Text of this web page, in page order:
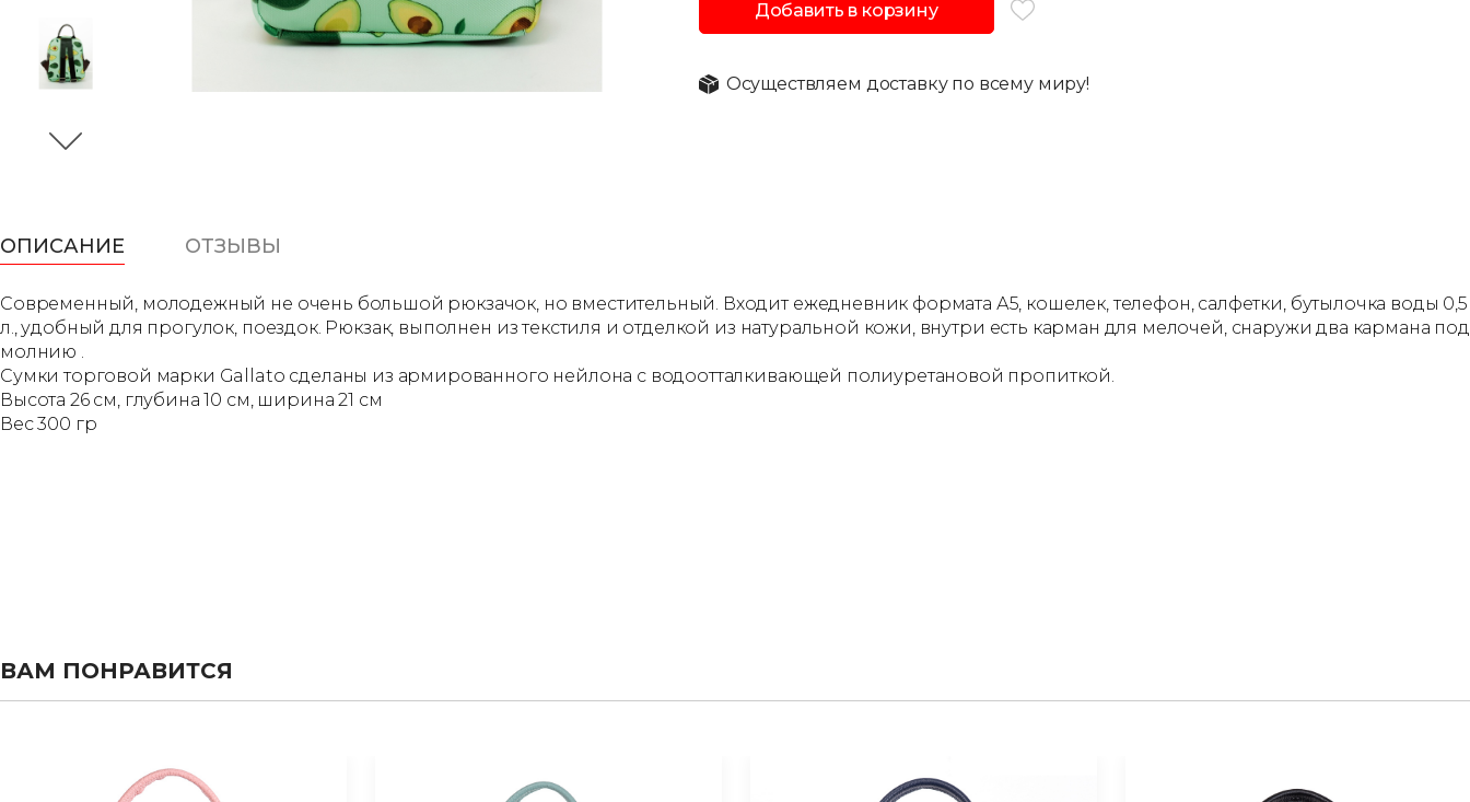
Добавить в корзину
Осуществляем доставку по всему миру!
ОПИСАНИЕ ОТЗЫВЫ
Современный, молодежный не очень большой рюкзачок, но вместительный. Входит ежедневник формата А5, кошелек, телефон, салфетки, бутылочка воды 0,5
л., удобный для прогулок, поездок. Рюкзак, выполнен из текстиля и отделкой из натуральной кожи, внутри есть карман для мелочей, снаружи два кармана под
молнию .
Сумки торговой марки Gallato сделаны из армированного нейлона с водоотталкивающей полиуретановой пропиткой.
Высота 26 см, глубина 10 см, ширина 21 см
Вес 300 гр
ВАМ ПОНРАВИТСЯ